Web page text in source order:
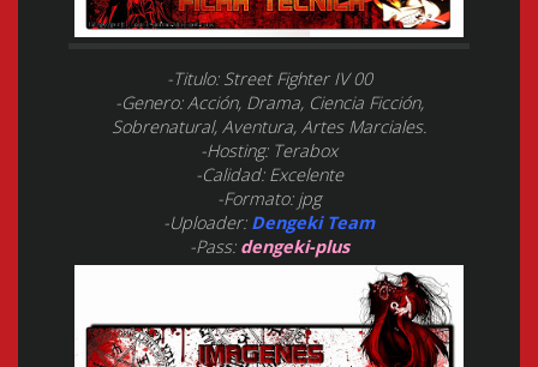
-Titulo: Street Fighter IV 00
-Genero: Acción, Drama, Ciencia Ficción,
Sobrenatural, Aventura, Artes Marciales.
-Hosting: Terabox
-Calidad: Excelente
-Formato: jpg
-Uploader: Dengeki Team
-Pass: dengeki-plus